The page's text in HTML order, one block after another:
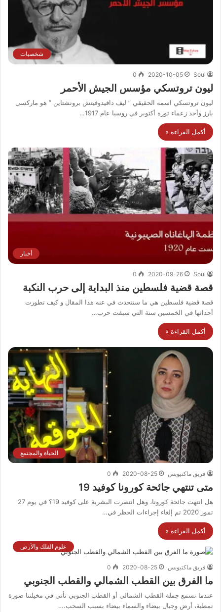
شخصيات
Soul
2020-10-05
0
ليون تروتسكي مؤسس الجيش الأحمر
ليون تروتسكي اسمه الحقيقي ” ليف دافيدوفيتش برونشتاين ” هو ماركسي
بارز وأحد زعماء ثورة أكتوبر في روسيا عام 1917…
أكمل القراءة »
أخبار
Soul
2020-09-26
0
قصة قضية فلسطين منذ البداية إلى حرب النكبة
قصة قضية فلسطين هي ما سنتحدث في عنه هذا المقال و كيف تطورت
أحداثها في الخمسين سنة التي سبقت حرب…
أكمل القراءة »
الحياة والمجتمع
فريق ماكتيوبس 2020-08-25
0
متى تنتهي جائحة كورونا كوفيد 19
هل انتهت جائحة كورونا، وهل انتصرت البشرية على كوفيد 19؟ في يوم 27
تموز 2020 تم إلغاء إجراءات الحظر في…
أكمل القراءة »
علوم الفلك والأرض
فريق ماكتيوبس 2020-08-25
0
ما الفرق بين القطب الشمالي والقطب الجنوبي
عندما نسمع جملة القطب الشمالي أو القطب الجنوبي تأتي في مخيلتنا صورة
نمطية، أرض وجبال بيضاء والسماء بيضاء بسبب السحب.…